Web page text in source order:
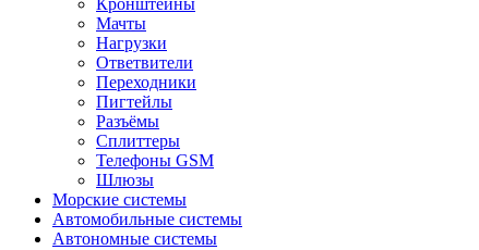
Кронштейны
Мачты
Нагрузки
Ответвители
Переходники
Пигтейлы
Разъёмы
Сплиттеры
Телефоны GSM
Шлюзы
Морские системы
Автомобильные системы
Автономные системы